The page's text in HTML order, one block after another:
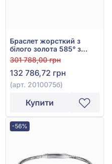
Браслет жорсткий з
білого золота 585° з
фіанітом, арт. 2010075б
301 788,00 грн
132 786,72 грн
(арт. 2010075б)
Купити
-56%